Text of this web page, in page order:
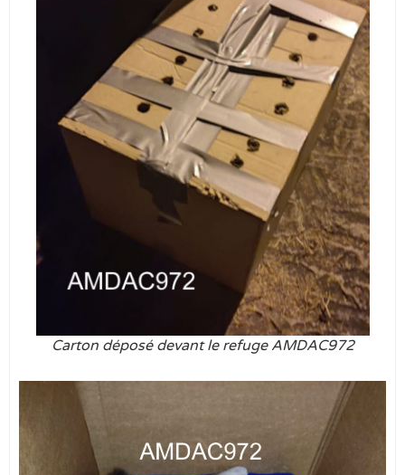
Carton déposé devant le refuge AMDAC972